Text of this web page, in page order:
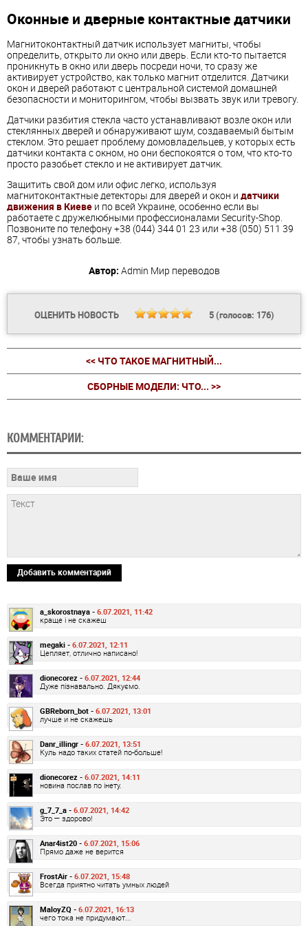
Оконные и дверные контактные датчики
Магнитоконтактный датчик использует магниты, чтобы
определить, открыто ли окно или дверь. Если кто-то пытается
проникнуть в окно или дверь посреди ночи, то сразу же
активирует устройство, как только магнит отделится. Датчики
окон и дверей работают с центральной системой домашней
безопасности и мониторингом, чтобы вызвать звук или тревогу.
Датчики разбития стекла часто устанавливают возле окон или
стеклянных дверей и обнаруживают шум, создаваемый бытым
стеклом. Это решает проблему домовладельцев, у которых есть
датчики контакта с окном, но они беспокоятся о том, что кто-то
просто разобьет стекло и не активирует датчик.
Защитить свой дом или офис легко, используя
магнитоконтактные детекторы для дверей и окон и датчики
движения в Киеве и по всей Украине, особенно если вы
работаете с дружелюбными профессионалами Security-Shop.
Позвоните по телефону +38 (044) 344 01 23 или +38 (050) 511 39
87, чтобы узнать больше.
Автор: Admin Мир переводов
ОЦЕНИТЬ НОВОСТЬ 5(голосов: 176)
<< ЧТО ТАКОЕ МАГНИТНЫЙ...
СБОРНЫЕ МОДЕЛИ: ЧТО... >>
КОММЕНТАРИИ:
Добавить комментарий
a_skorostnaya - 6.07.2021, 11:42
краще і не скажеш
megaki - 6.07.2021, 12:11
Цепляет, отлично написано!
dionecorez - 6.07.2021, 12:44
Дуже пізнавально. Дякуємо.
GBReborn_bot - 6.07.2021, 13:01
лучше и не скажешь
Danr_illingr - 6.07.2021, 13:51
Куль надо таких статей по-больше!
dionecorez - 6.07.2021, 14:11
новина послав по інету.
g_7_7_a - 6.07.2021, 14:42
Это — здорово!
Anar4ist20 - 6.07.2021, 15:06
Прямо даже не верится
FrostAir - 6.07.2021, 15:48
Всегда приятно читать умных людей
MaloyZQ - 6.07.2021, 16:13
чего тока не придумают...